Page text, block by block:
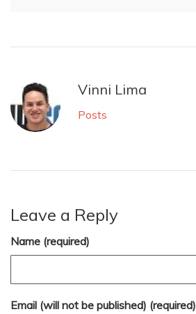
Vinni Lima
Posts
Leave a Reply
Name (required)
Email (will not be published) (required)